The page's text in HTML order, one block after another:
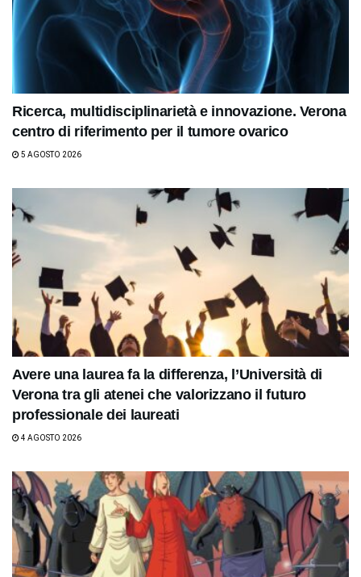
Ricerca, multidisciplinarietà e innovazione. Verona
centro di riferimento per il tumore ovarico
5 AGOSTO 2026
Avere una laurea fa la differenza, l’Università di
Verona tra gli atenei che valorizzano il futuro
professionale dei laureati
4 AGOSTO 2026